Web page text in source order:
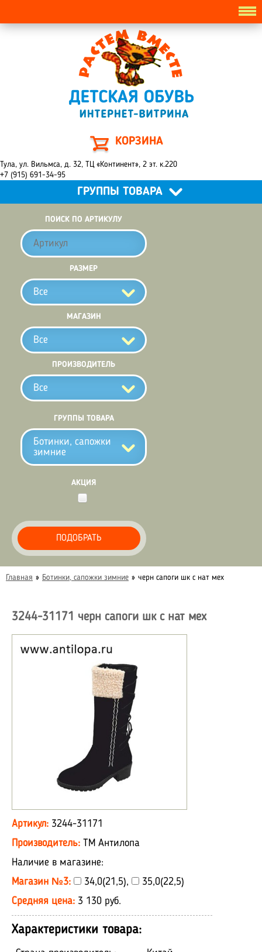
КОРЗИНА
Тула, ул. Вильмса, д. 32, ТЦ «Континент», 2 эт. к.220
+7 (915) 691-34-95
ГРУППЫ ТОВАРА
ПОИСК ПО АРТИКУЛУ
РАЗМЕР
Все
МАГАЗИН
Все
ПРОИЗВОДИТЕЛЬ
Все
ГРУППЫ ТОВАРА
Ботинки, сапожки
зимние
АКЦИЯ
ПОДОБРАТЬ
Главная » Ботинки, сапожки зимние » черн сапоги шк с нат мех
3244-31171 черн сапоги шк с нат мех
Артикул: 3244-31171
Производитель: ТМ Антилопа
Наличие в магазине:
Магазин №3:
34,0(21,5),
35,0(22,5)
Средняя цена: 3 130 руб.
Характеристики товара: